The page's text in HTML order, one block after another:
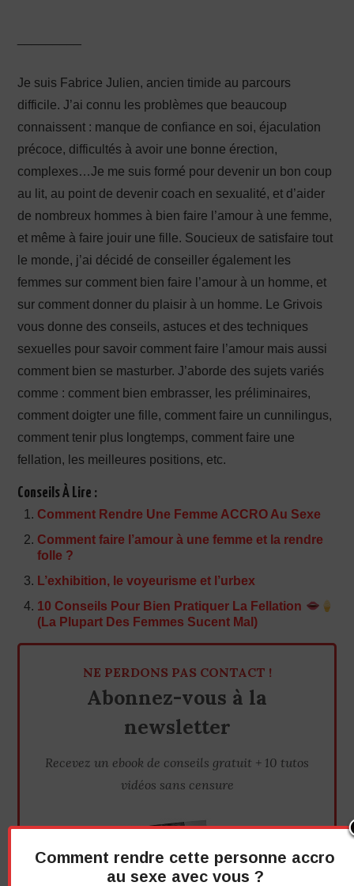
Je suis Fabrice Julien, ancien timide au parcours
difficile. J’ai connu les problèmes que beaucoup
connaissent : manque de confiance en soi, éjaculation
précoce, difficultés à avoir une bonne érection,
complexes…Je me suis formé pour devenir un bon coup
au lit, au point de devenir coach en sexualité, et d’aider
de nombreux hommes à bien faire l’amour à une femme,
et même à faire jouir une fille. Soucieux de satisfaire tout
le monde, j’ai décidé de conseiller également les
femmes sur comment bien faire l’amour à un homme, et
sur comment donner du plaisir à un homme. Le Grivois
vous donne des conseils, astuces et des techniques
sexuelles pour savoir comment faire l’amour mais aussi
comment bien se masturber. J’aborde des sujets variés
comme : comment bien embrasser, les préliminaires,
comment doigter une fille, comment faire un cunnilingus,
comment tenir plus longtemps, comment faire une
fellation, les meilleures positions, etc.
Conseils À Lire :
Comment Rendre Une Femme ACCRO Au Sexe
Comment faire l’amour à une femme et la rendre
folle ?
L’exhibition, le voyeurisme et l’urbex
10 Conseils Pour Bien Pratiquer La Fellation
(La Plupart Des Femmes Sucent Mal)
NE PERDONS PAS CONTACT !
Abonnez-vous à la
newsletter
Recevez un ebook de conseils gratuit + 10 tutos
vidéos sans censure
Comment rendre cette personne accro
au sexe avec vous ?